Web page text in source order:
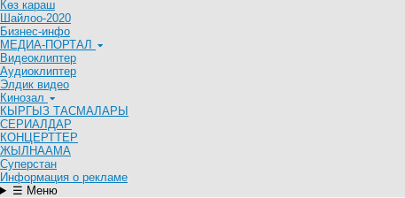
Көз караш
Шайлоо-2020
Бизнес-инфо
МЕДИА-ПОРТАЛ
Видеоклиптер
Аудиоклиптер
Элдик видео
Кинозал
КЫРГЫЗ ТАСМАЛАРЫ
СЕРИАЛДАР
КОНЦЕРТТЕР
ЖЫЛНААМА
Суперстан
Информация о рекламе
☰ Меню